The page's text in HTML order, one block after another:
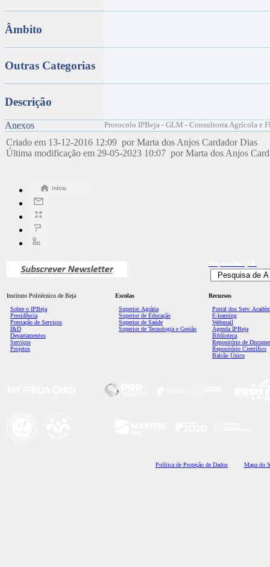
Âmbito
Outras Categorias
Descrição
Anexos Protocolo IPBeja - GLM - Consultoria Agrícola e
Criado em 13-12-2016 12:09 por Marta dos Anjos Cardador Dias
Última modificação em 29-05-2023 10:07 por Marta dos Anjos
Instituto Politécnico de Beja
Sobre o IPBeja
Presidência
Prestação de Serviços
I&D
Departamentos
Serviços
Projetos
Escolas
Superior Agrária
Superior de Educação
Superior de Saúde
Superior de Tecnologia e Gestão
Recursos
Portal dos Serv.
E-learning
Webmail
Agenda IPBeja
Biblioteca
Repositório de
Repositório Científico
Balcão Único
Política de Proteção de Dados Mapa do